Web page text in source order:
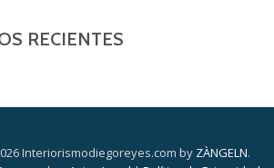
RECIENTES
Interiorismodiegoreyes.com by ZÀNGELN.